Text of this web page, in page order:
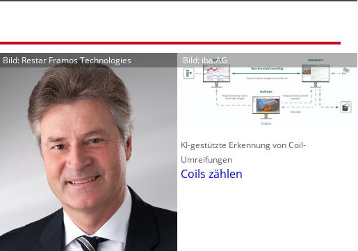
Bild: Restar Framos Technologies Bild: iba AG
KI-gestützte Erkennung von Coil-
Umreifungen
Coils zählen